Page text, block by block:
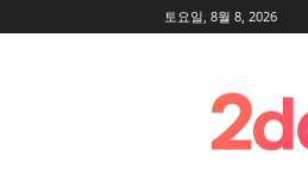
토요일, 8월 8, 2026